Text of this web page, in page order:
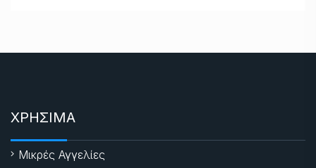
ΧΡΗΣΙΜΑ
Μικρές Αγγελίες